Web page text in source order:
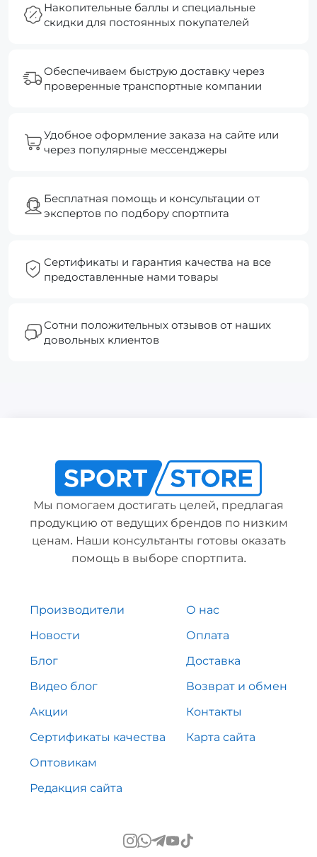
Накопительные баллы и специальные
скидки для постоянных покупателей
Обеспечиваем быструю доставку через
проверенные транспортные компании
Удобное оформление заказа на сайте или
через популярные мессенджеры
Бесплатная помощь и консультации от
экспертов по подбору спортпита
Сертификаты и гарантия качества на все
предоставленные нами товары
Сотни положительных отзывов от наших
довольных клиентов
Мы помогаем достигать целей, предлагая
продукцию от ведущих брендов по низким
ценам. Наши консультанты готовы оказать
помощь в выборе спортпита.
Производители
Новости
Блог
Видео блог
Акции
Сертификаты качества
Оптовикам
Редакция сайта
О нас
Оплата
Доставка
Возврат и обмен
Контакты
Карта сайта